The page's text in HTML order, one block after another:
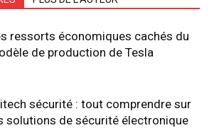
ressorts économiques cachés du
de production de Tesla
sécurité : tout comprendre sur
solutions de sécurité électronique